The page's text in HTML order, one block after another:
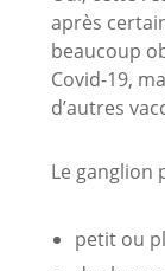
après
beaucoup
Covid-19,
d’autres
Le ganglion
petit ou